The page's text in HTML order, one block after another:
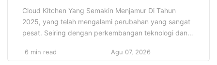
Cloud Kitchen Yang Semakin Menjamur Di Tahun
2025, yang telah mengalami perubahan yang sangat
pesat. Seiring dengan perkembangan teknologi dan
fenomena yang semakin menonjol dalam sektor ini
6 min read Agu 07, 2026